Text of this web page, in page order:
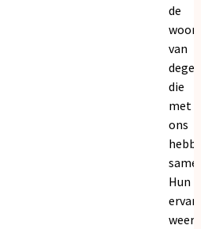
de
van
die
met
ons
Hun